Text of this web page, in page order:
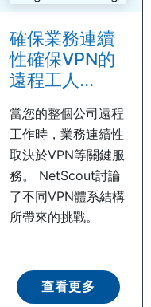
確保業務連續
性確保VPN的
遠程工人...
當您的整個公司遠程
工作時，業務連續性
取決於VPN等關鍵服
務。 NetScout討論
了不同VPN體系結構
所帶來的挑戰。
查看更多